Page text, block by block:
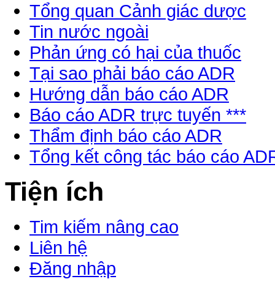
Tổng quan Cảnh giác dược
Tin nước ngoài
Phản ứng có hại của thuốc
Tại sao phải báo cáo ADR
Hướng dẫn báo cáo ADR
Báo cáo ADR trực tuyến ***
Thẩm định báo cáo ADR
Tổng kết công tác báo cáo
Tiện ích
Tim kiếm nâng cao
Liên hệ
Đăng nhập